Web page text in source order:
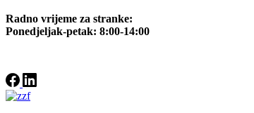
Radno vrijeme za stranke:
Ponedjeljak-petak: 8:00-14:00